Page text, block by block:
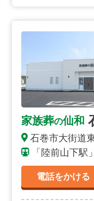
家族葬の仙和
石巻市大街道
「陸前山下駅
電話をかける